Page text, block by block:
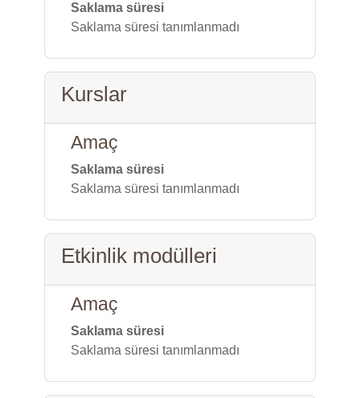
Saklama süresi
Saklama süresi tanımlanmadı
Kurslar
Amaç
Saklama süresi
Saklama süresi tanımlanmadı
Etkinlik modülleri
Amaç
Saklama süresi
Saklama süresi tanımlanmadı